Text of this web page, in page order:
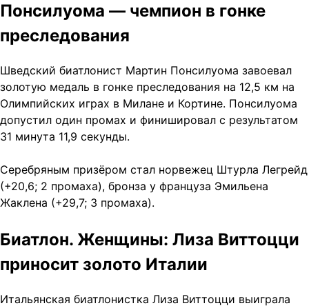
Понсилуома — чемпион в гонке
преследования
Шведский биатлонист Мартин Понсилуома завоевал
золотую медаль в гонке преследования на 12,5 км на
Олимпийских играх в Милане и Кортине. Понсилуома
допустил один промах и финишировал с результатом
31 минута 11,9 секунды.
Серебряным призёром стал норвежец Штурла Легрейд
(+20,6; 2 промаха), бронза у француза Эмильена
Жаклена (+29,7; 3 промаха).
Биатлон. Женщины: Лиза Виттоцци
приносит золото Италии
Итальянская биатлонистка Лиза Виттоцци выиграла